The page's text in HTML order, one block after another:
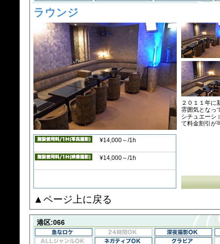
ラウンジ
¥14,000～/1h
¥14,000～/1h
２０１１年に
雰囲気となっ
シチュエーシ
て料金割引が
▲ページ上に戻る
港区:066